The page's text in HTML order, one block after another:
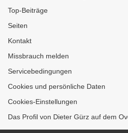
Top-Beiträge
Seiten
Kontakt
Missbrauch melden
Servicebedingungen
Cookies und persönliche Daten
Cookies-Einstellungen
Das Profil von Dieter Gürz auf dem